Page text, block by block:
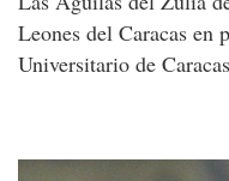
Leones del Caracas en
Universitario de